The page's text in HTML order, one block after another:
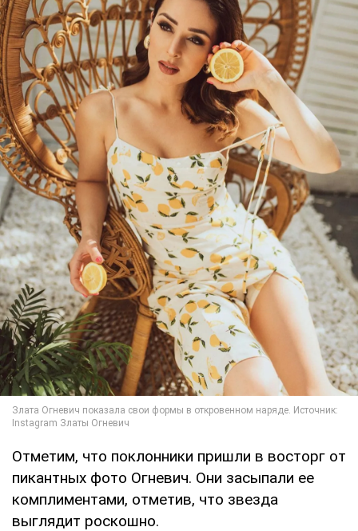
Отметим, что поклонники пришли в восторг от
пикантных фото Огневич. Они засыпали ее
комплиментами, отметив, что звезда
выглядит роскошно.